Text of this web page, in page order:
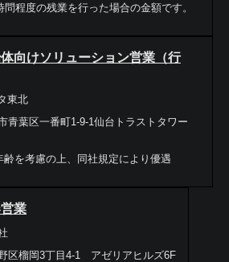
程度の残業を行った場合の金額です。
体向けソリューション営業（行
東北
青葉区一番町1-9-1仙台トラストタワー
を考慮の上、同社規定により優遇
業
区榴岡3丁目4-1 アゼリアヒルズ6F